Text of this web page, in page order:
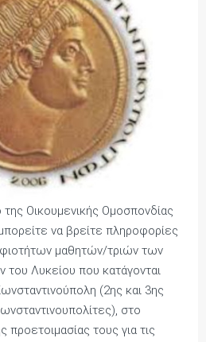
Οικουμενικής Ομοσπονδίας
να βρείτε πληροφορίες
μαθητών/τριών των
Λυκείου που κατάγονται
(2ης και 3ης
στο
προετοιμασίας τους για τις